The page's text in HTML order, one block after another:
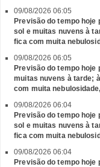
09/08/2026 06:05
Previsão do tempo hoje
sol e muitas nuvens à
fica com muita
09/08/2026 06:05
Previsão do tempo hoje
muitas nuvens à tarde;
com muita
09/08/2026 06:04
Previsão do tempo hoje
sol e muitas nuvens à
fica com muita
09/08/2026 06:04
Previsão do tempo hoje